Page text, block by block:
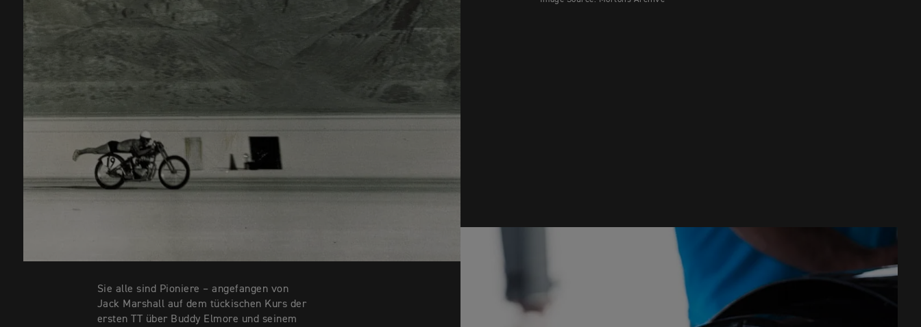
Sie alle sind Pioniere – angefangen von
Jack Marshall auf dem tückischen Kurs der
ersten TT über Buddy Elmore und seinem